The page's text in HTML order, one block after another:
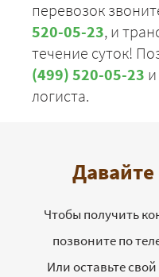
перевозок
520-05-23, и
течение суток!
(499) 520-05-23
логиста.
Давайте
Чтобы получить
позвоните по
Или оставьте